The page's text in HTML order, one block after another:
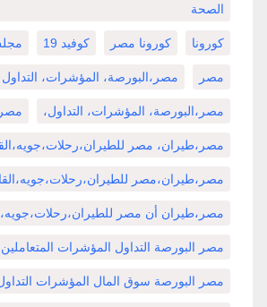
الصحة
كورونا كورونا مصر كوفيد 19
مصر مصر،البورصة، المؤشرات، التداول
مصر،البورصة، المؤشرات، التداول،
مصر،طيران، مصر
مصر،طيران،مصر
مصر،طيران أن مصر
مصر البورصة التداول المؤشرات المتعاملين
مصر البورصة سوق المال المؤشرات التداول